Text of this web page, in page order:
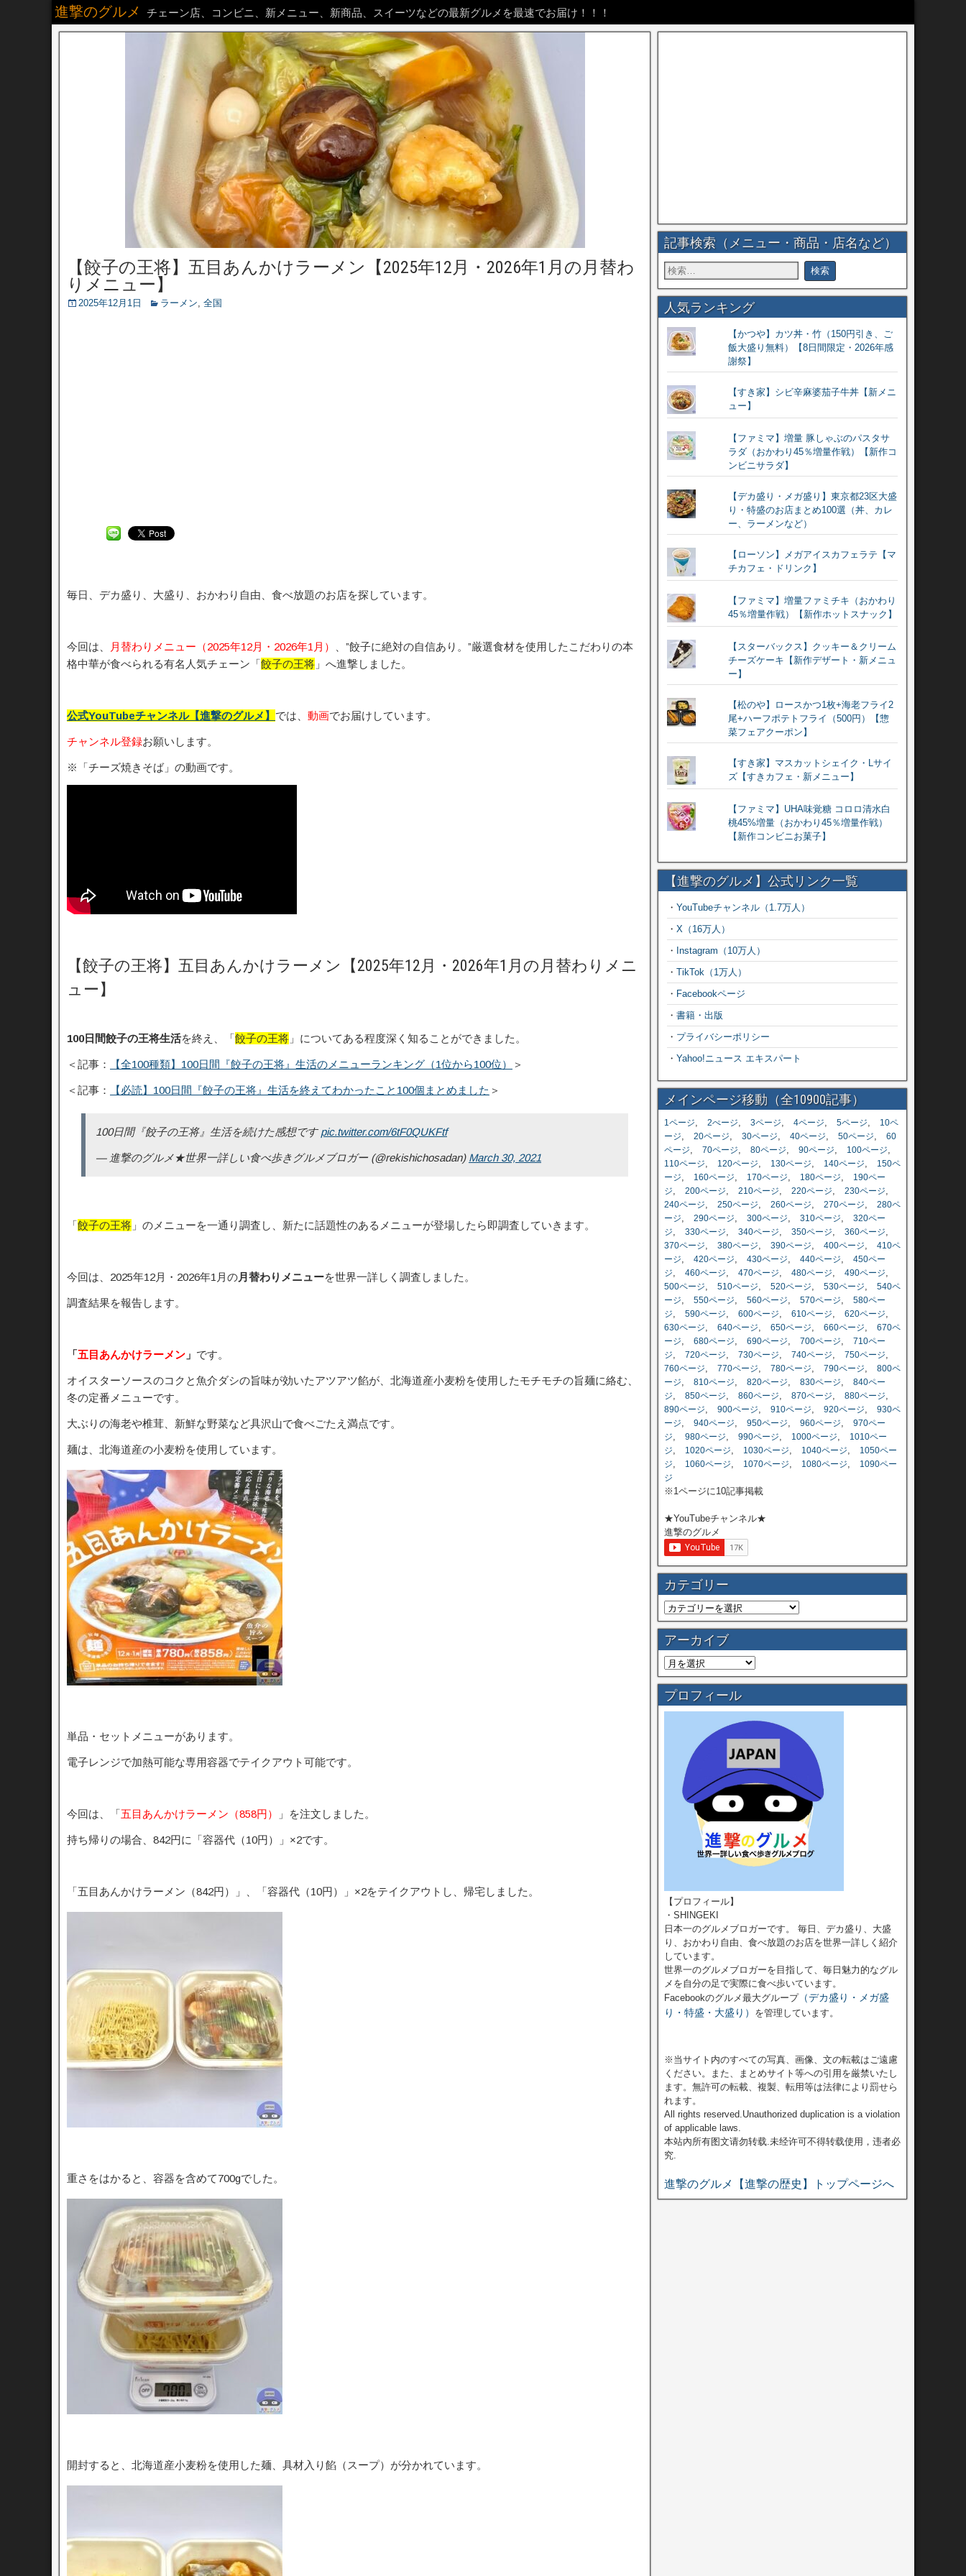
進撃のグルメ チェーン店、コンビニ、新メニュー、新商品、スイーツなどの最新グルメを最速でお届け！！！
【餃子の王将】五目あんかけラーメン【2025年12月・2026年1月の月替わ
りメニュー】
2025年12月1日 ラーメン, 全国
毎日、デカ盛り、大盛り、おかわり自由、食べ放題のお店を探しています。
今回は、 月替わりメニュー（2025年12月・2026年1月）
、”餃子に絶対の自信あり。”厳選食材を使用したこだわりの本
格中華が食べられる有名人気チェーン「餃子の王将 」へ進撃しました。
公式YouTubeチャンネル【進撃のグルメ】 では、 動画でお届けしています。
チャンネル登録お願いします。
※「チーズ焼きそば」の動画です。
【餃子の王将】五目あんかけラーメン【2025年12月・2026年1月の月替わりメニ
ュー】
100日間餃子の王将生活を終え、「餃子の王将 」についてある程度深く知ることができました。
＜記事： 【全100種類】100日間『餃子の王将』生活のメニューランキング（1位から100位） ＞
＜記事： 【必読】100日間『餃子の王将』生活を終えてわかったこと100個まとめました ＞
100日間『餃子の王将』生活を続けた感想です pic.twitter.com/6tF0QUKFtf
— 進撃のグルメ★世界一詳しい食べ歩きグルメブロガー (@rekishichosadan) March 30, 2021
「餃子の王将 」のメニューを一通り調査し、新たに話題性のあるメニューが登場したら即調査していきます。
今回は、2025年12月・2026年1月の月替わりメニューを世界一詳しく調査しました。
調査結果を報告します。
「五目あんかけラーメン 」 です。
オイスターソースのコクと魚介ダシの旨味が効いたアツアツ餡が、北海道産小麦粉を使用したモチモチの旨麺に絡む、
冬の定番メニューです。
大ぶりの海老や椎茸、新鮮な野菜など具沢山で食べごたえ満点です。
麺は、北海道産の小麦粉を使用しています。
単品・セットメニューがあります。
電子レンジで加熱可能な専用容器でテイクアウト可能です。
今回は、「五目あんかけラーメン（858円） 」を注文しました。
持ち帰りの場合、842円に「容器代（10円）」×2です。
「五目あんかけラーメン（842円）」、「容器代（10円）」×2をテイクアウトし、帰宅しました。
重さをはかると、容器を含めて700gでした。
開封すると、北海道産小麦粉を使用した麺、具材入り餡（スープ）が分かれています。
記事検索（メニュー・商品・店名など）
人気ランキング
【かつや】カツ丼・竹（150円引き、ご
飯大盛り無料）【8日間限定・2026年感
謝祭】
【すき家】シビ辛麻婆茄子牛丼【新メニ
ュー】
【ファミマ】増量 豚しゃぶのパスタサ
ラダ（おかわり45％増量作戦）【新作コ
ンビニサラダ】
【デカ盛り・メガ盛り】東京都23区大盛
り・特盛のお店まとめ100選（丼、カレ
ー、ラーメンなど）
【ローソン】メガアイスカフェラテ【マ
チカフェ・ドリンク】
【ファミマ】増量ファミチキ（おかわり
45％増量作戦）【新作ホットスナック】
【スターバックス】クッキー＆クリーム
チーズケーキ【新作デザート・新メニュ
ー】
【松のや】ロースかつ1枚+海老フライ2
尾+ハーフポテトフライ（500円）【惣
菜フェアクーポン】
【すき家】マスカットシェイク・Lサイ
ズ【すきカフェ・新メニュー】
【ファミマ】UHA味覚糖 コロロ清水白
桃45%増量（おかわり45％増量作戦）
【新作コンビニお菓子】
【進撃のグルメ】公式リンク一覧
・ YouTubeチャンネル（1.7万人）
・ X（16万人）
・ Instagram（10万人）
・ TikTok（1万人）
・ Facebookページ
・ 書籍・出版
・ プライバシーポリシー
・ Yahoo!ニュース エキスパート
メインページ移動（全10900記事）
1ページ, 2ぺージ, 3ページ, 4ページ, 5ページ,
10ペ
ージ, 20ページ, 30ページ, 40ページ, 50ページ, 60
ページ, 70ページ, 80ページ, 90ページ, 100ページ,
110ページ, 120ページ, 130ページ, 140ページ,
150ペ
ージ, 160ページ, 170ページ, 180ページ,
190ペー
ジ, 200ページ, 210ページ, 220ページ, 230ページ,
240ページ, 250ページ, 260ページ, 270ページ, 280ペ
ージ, 290ページ, 300ページ, 310ページ, 320ペー
ジ, 330ページ, 340ページ, 350ページ, 360ページ,
370ページ, 380ページ, 390ページ, 400ページ, 410ペ
ージ, 420ページ, 430ページ, 440ページ, 450ペー
ジ, 460ページ, 470ページ, 480ページ, 490ページ,
500ページ, 510ページ, 520ページ, 530ページ, 540ペ
ージ, 550ページ, 560ページ, 570ページ, 580ペー
ジ, 590ページ, 600ページ, 610ページ, 620ページ,
630ページ, 640ページ, 650ページ, 660ページ, 670ペ
ージ, 680ページ, 690ページ, 700ページ, 710ペー
ジ, 720ページ, 730ページ, 740ページ, 750ページ,
760ページ, 770ページ, 780ページ, 790ページ, 800ペ
ージ, 810ページ, 820ページ, 830ページ, 840ペー
ジ, 850ページ, 860ページ, 870ページ, 880ページ,
890ページ, 900ページ, 910ページ, 920ページ, 930ペ
ージ, 940ページ, 950ページ, 960ページ, 970ペー
ジ, 980ページ, 990ページ, 1000ページ,
1010ペー
ジ, 1020ページ, 1030ページ, 1040ページ,
1050ペー
ジ, 1060ページ, 1070ページ, 1080ページ,
1090ペー
ジ
※1ページに10記事掲載
★YouTubeチャンネル★
進撃のグルメ
カテゴリー
アーカイブ
プロフィール
【プロフィール】
・SHINGEKI
日本一のグルメブロガーです。 毎日、デカ盛り、大盛
り、おかわり自由、食べ放題のお店を世界一詳しく紹介
しています。
世界一のグルメブロガーを目指して、毎日魅力的なグル
メを自分の足で実際に食べ歩いています。
Facebookのグルメ最大グループ（デカ盛り・メガ盛
り・特盛・大盛り） を管理しています。
※当サイト内のすべての写真、画像、文の転載はご遠慮
ください。また、まとめサイト等への引用を厳禁いたし
ます。無許可の転載、複製、転用等は法律により罰せら
れます。
All rights reserved.Unauthorized duplication is a violation
of applicable laws.
本站內所有图文请勿转载.未经许可不得转载使用，违者必
究.
進撃のグルメ【進撃の歴史】トップページへ